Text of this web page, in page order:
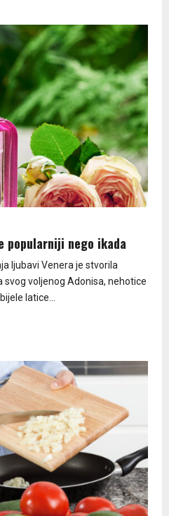
popularniji nego ikada
ljubavi Venera je stvorila
svog voljenog Adonisa, nehotice
latice...